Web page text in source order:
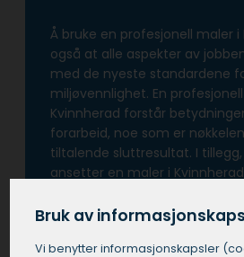
Å bruke en profesjonell maler i
også at alle aspekter av
med de nyeste standardene
miljøvennlighet. En
Kvinnherad forstår
forarbeid, noe som er
tiltalende sluttresultat. I
ansetter en maler i
og farger, noe som kan
Bruk av
Vi benytter informasjons­kapsler